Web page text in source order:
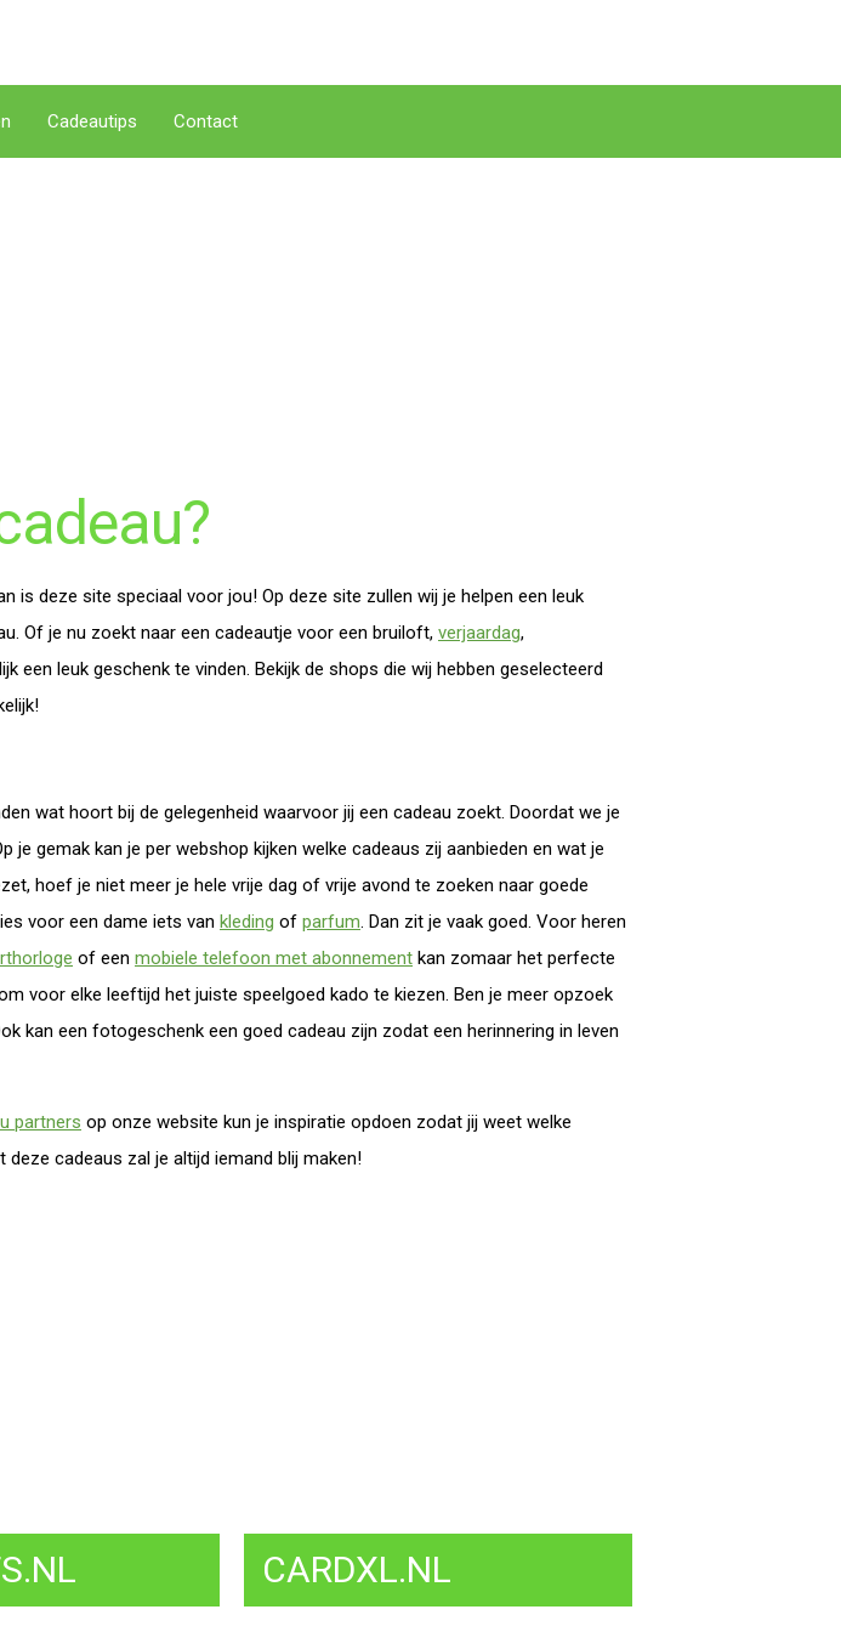
Cadeautips Contact
is deze site speciaal voor jou! Op deze site zullen wij je helpen een leuk
Of je nu zoekt naar een cadeautje voor een bruiloft, verjaardag,
een leuk geschenk te vinden. Bekijk de shops die wij hebben geselecteerd
wat hoort bij de gelegenheid waarvoor jij een cadeau zoekt. Doordat we je
gemak kan je per webshop kijken welke cadeaus zij aanbieden en wat je
hoef je niet meer je hele vrije dag of vrije avond te zoeken naar goede
voor een dame iets van kleding of parfum. Dan zit je vaak goed. Voor heren
of een mobiele telefoon met abonnement kan zomaar het perfecte
voor elke leeftijd het juiste speelgoed kado te kiezen. Ben je meer opzoek
kan een fotogeschenk een goed cadeau zijn zodat een herinnering in leven
partners op onze website kun je inspiratie opdoen zodat jij weet welke
cadeaus zal je altijd iemand blij maken!
CARDXL.NL